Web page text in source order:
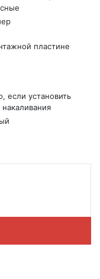
пластине
если установить